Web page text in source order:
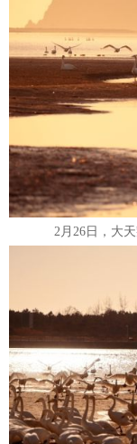
2月26日，大